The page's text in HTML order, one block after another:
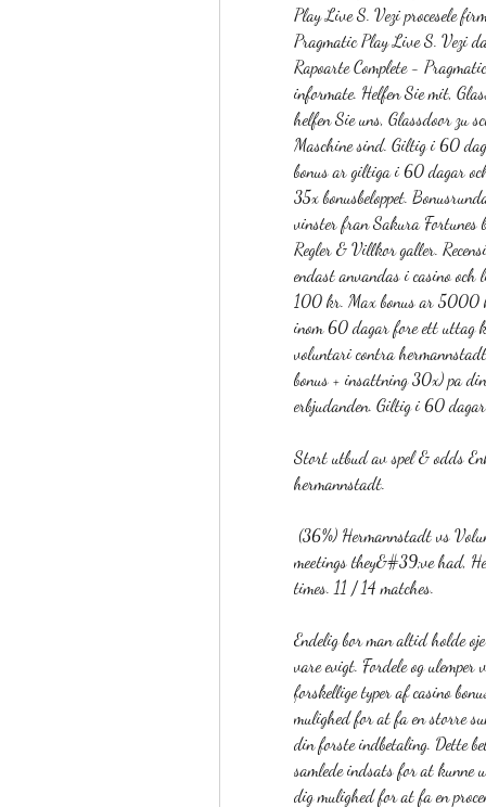
Play Live S. Vezi procesele
Pragmatic Play Live S. Vezi
Rapoarte Complete -
informate. Helfen Sie mit,
helfen Sie uns, Glassdoor zu
Maschine sind. Giltig i 60
bonus ar giltiga i 60 dagar
35x bonusbeloppet.
vinster fran Sakura Fortunes
Regler & Villkor galler.
endast anvandas i casino
100 kr. Max bonus ar 5000
inom 60 dagar fore ett uttag
voluntari contra
bonus + insattning 30x) pa
erbjudanden. Giltig i 60
Stort utbud av spel & odds
hermannstadt.
meetings they&#39;ve had,
times. 11 / 14 matches.
Endelig bor man altid holde
vare evigt. Fordele og ulemper
forskellige typer af casino
mulighed for at fa en storre
din forste indbetaling. Dette
samlede indsats for at kunne
dig mulighed for at fa en